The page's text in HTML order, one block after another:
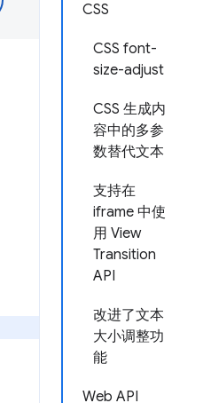
CSS
CSS font-
size-adjust
CSS 生成内
容中的多参
数替代文本
支持在
iframe 中使
用 View
Transition
API
改进了文本
大小调整功
能
Web API